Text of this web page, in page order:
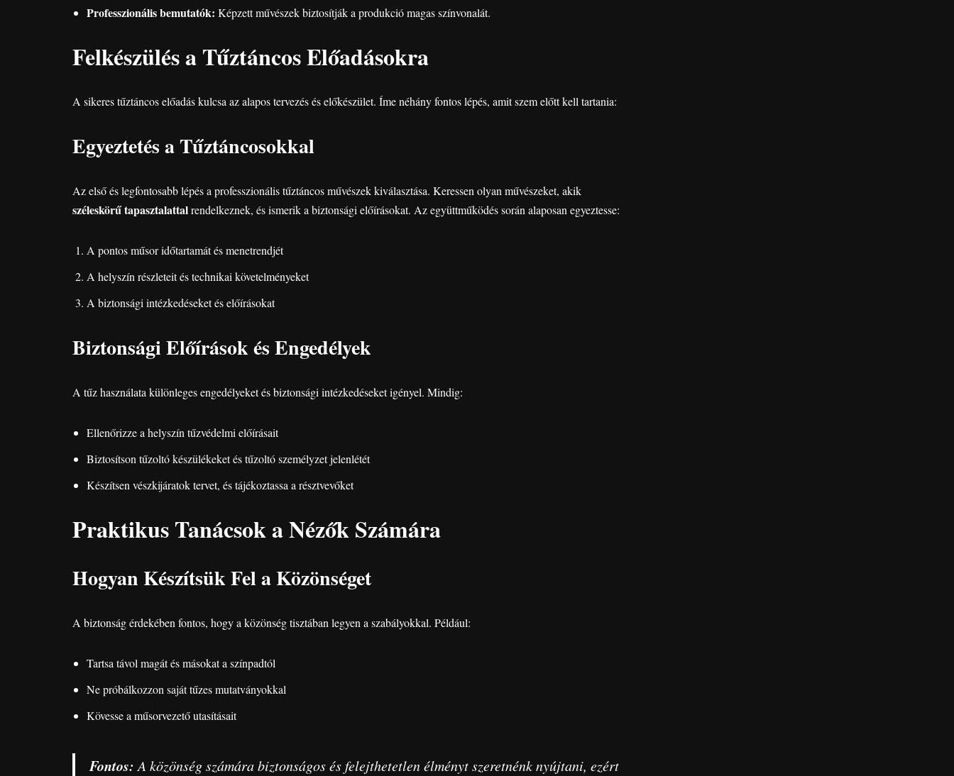
Professzionális bemutatók: Képzett művészek biztosítják a produkció magas színvonalát.
Felkészülés a Tűztáncos Előadásokra
A sikeres tűztáncos előadás kulcsa az alapos tervezés és előkészület. Íme néhány fontos lépés, amit szem előtt kell tartania:
Egyeztetés a Tűztáncosokkal
Az első és legfontosabb lépés a professzionális tűztáncos művészek kiválasztása. Keressen olyan művészeket, akik
széleskörű tapasztalattalrendelkeznek, és ismerik a biztonsági előírásokat. Az együttműködés során alaposan egyeztesse:
A pontos műsor időtartamát és menetrendjét
A helyszín részleteit és technikai követelményeket
A biztonsági intézkedéseket és előírásokat
Biztonsági Előírások és Engedélyek
A tűz használata különleges engedélyeket és biztonsági intézkedéseket igényel. Mindig:
Ellenőrizze a helyszín tűzvédelmi előírásait
Biztosítson tűzoltó készülékeket és tűzoltó személyzet jelenlétét
Készítsen vészkijáratok tervet, és tájékoztassa a résztvevőket
Praktikus Tanácsok a Nézők Számára
Hogyan Készítsük Fel a Közönséget
A biztonság érdekében fontos, hogy a közönség tisztában legyen a szabályokkal. Például:
Tartsa távol magát és másokat a színpadtól
Ne próbálkozzon saját tűzes mutatványokkal
Kövesse a műsorvezető utasításait
Fontos: A közönség számára biztonságos és felejthetetlen élményt szeretnénk nyújtani, ezért